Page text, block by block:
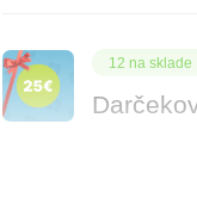
12 na sklade